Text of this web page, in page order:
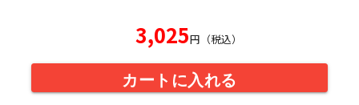
3,025円（税込）
カートに入れる